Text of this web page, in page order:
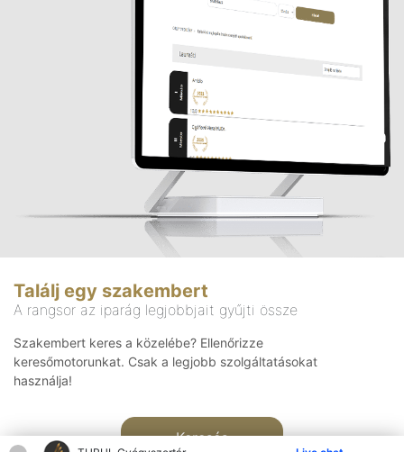
Találj egy szakembert
A rangsor az iparág legjobbjait gyűjti össze
Szakembert keres a közelébe? Ellenőrizze
keresőmotorunkat. Csak a legjobb szolgáltatásokat
használja!
Keresés